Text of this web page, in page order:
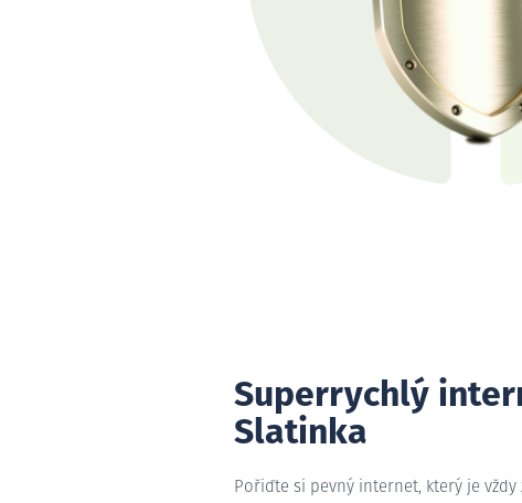
Superrychlý
Slatinka
Pořiďte si pevný internet, který je